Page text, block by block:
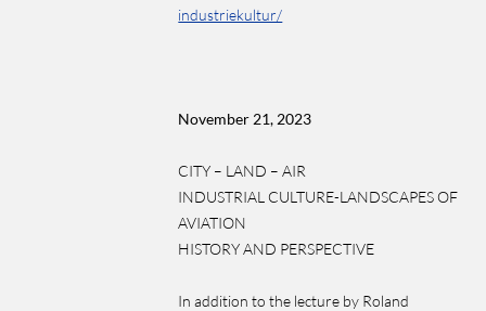
industriekultur/
November 21, 2023
CITY – LAND – AIR
INDUSTRIAL CULTURE-LANDSCAPES OF
AVIATION
HISTORY AND PERSPECTIVE
In addition to the lecture by Roland